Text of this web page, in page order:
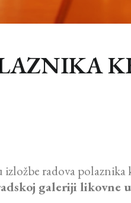
radova
galeriji likovne